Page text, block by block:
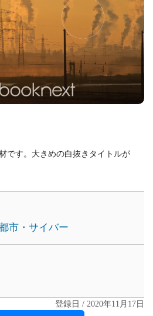
です。大きめの白抜きタイトルが
市・サイバー
登録日 / 2020年11月17日